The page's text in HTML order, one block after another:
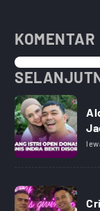
KOMENTAR